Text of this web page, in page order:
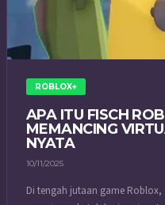
ROBLOX+
APA ITU FISCH
MEMANCING
NYATA
10/11/2025
Di tengah jutaan game